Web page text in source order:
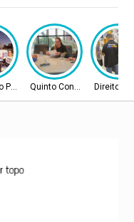
PopularQuinto Constituciona
Direito